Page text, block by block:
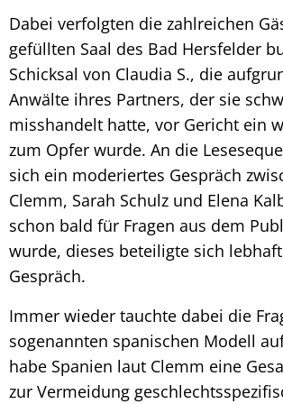
Dabei verfolgten die zahlreichen
gefüllten Saal des Bad Hersfelder
Schicksal von Claudia S., die
Anwälte ihres Partners, der sie
misshandelt hatte, vor Gericht ein
zum Opfer wurde. An die
sich ein moderiertes Gespräch
Clemm, Sarah Schulz und Elena
schon bald für Fragen aus dem
wurde, dieses beteiligte sich
Gespräch.
Immer wieder tauchte dabei die
sogenannten spanischen Modell
habe Spanien laut Clemm eine
zur Vermeidung